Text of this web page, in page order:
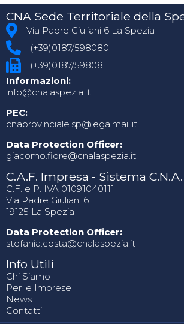
CNA Sede Territoriale della
Via Padre Giuliani 6 La Spezia
(+39)0187/598080
(+39)0187/598081
Informazioni:
info@cnalaspezia.it
PEC:
cnaprovinciale.sp@legalmail.it
Data Protection Officer:
giacomo.fiore@cnalaspezia.it
C.A.F. Impresa - Sistema
C.F. e P. IVA 01091040111
Via Padre Giuliani 6
19125 La Spezia
Data Protection Officer:
stefania.costa@cnalaspezia.it
Info Utili
Chi Siamo
Per le Imprese
News
Contatti